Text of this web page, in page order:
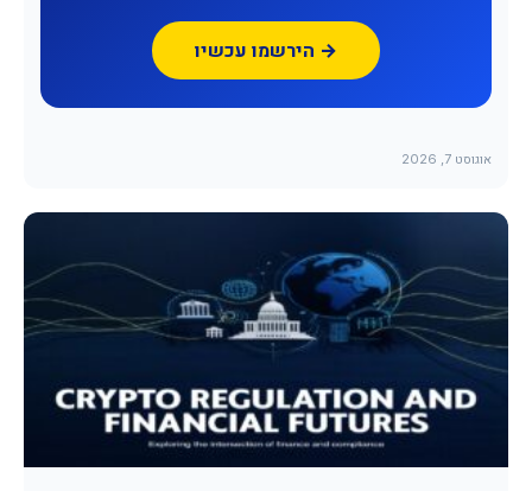
הירשמו עכשיו →
אוגוסט 7, 2026